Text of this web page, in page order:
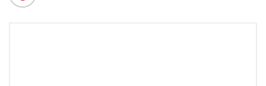
Phoenix Reisen Flusskreuzfahrten